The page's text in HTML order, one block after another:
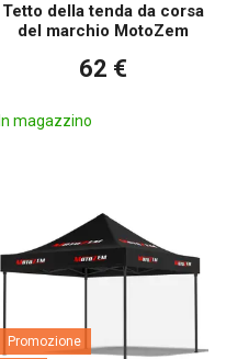
Tetto della tenda da corsa
del marchio MotoZem
62 €
In magazzino
Promozione